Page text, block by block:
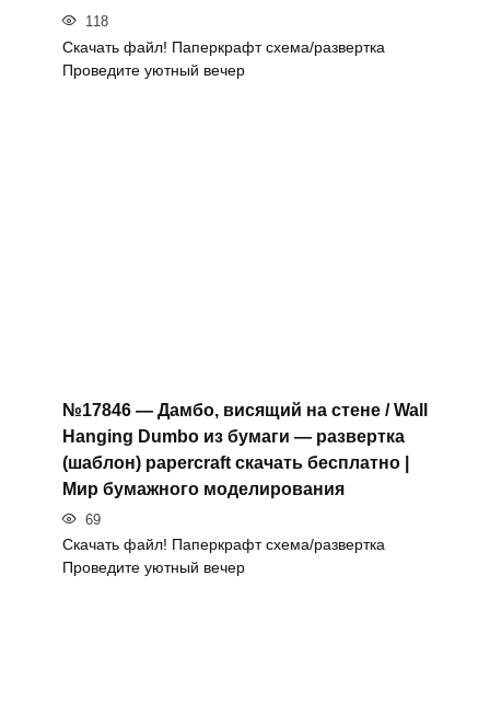
118
Скачать файл! Паперкрафт схема/развертка
Проведите уютный вечер
№17846 — Дамбо, висящий на стене / Wall
Hanging Dumbo из бумаги — развертка
(шаблон) papercraft скачать бесплатно |
Мир бумажного моделирования
69
Скачать файл! Паперкрафт схема/развертка
Проведите уютный вечер